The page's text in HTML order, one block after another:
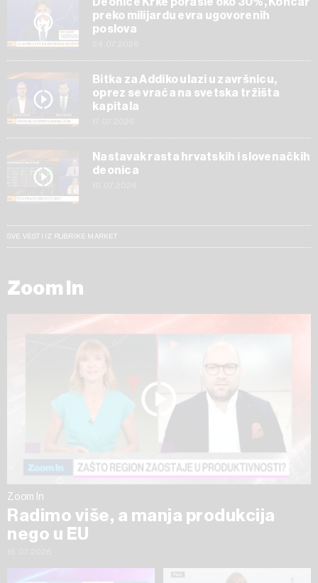
preko milijardu evra ugovorenih
poslova
Bitka za Addiko ulazi u završnicu,
oprez se vraća na svetska tržišta
kapitala
Nastavak rasta hrvatskih i slovenačkih
deonica
SVE VESTI IZ RUBRIKE MARKET
Zoom In
Zoom In
Radimo više, a manja produkcija
nego u EU